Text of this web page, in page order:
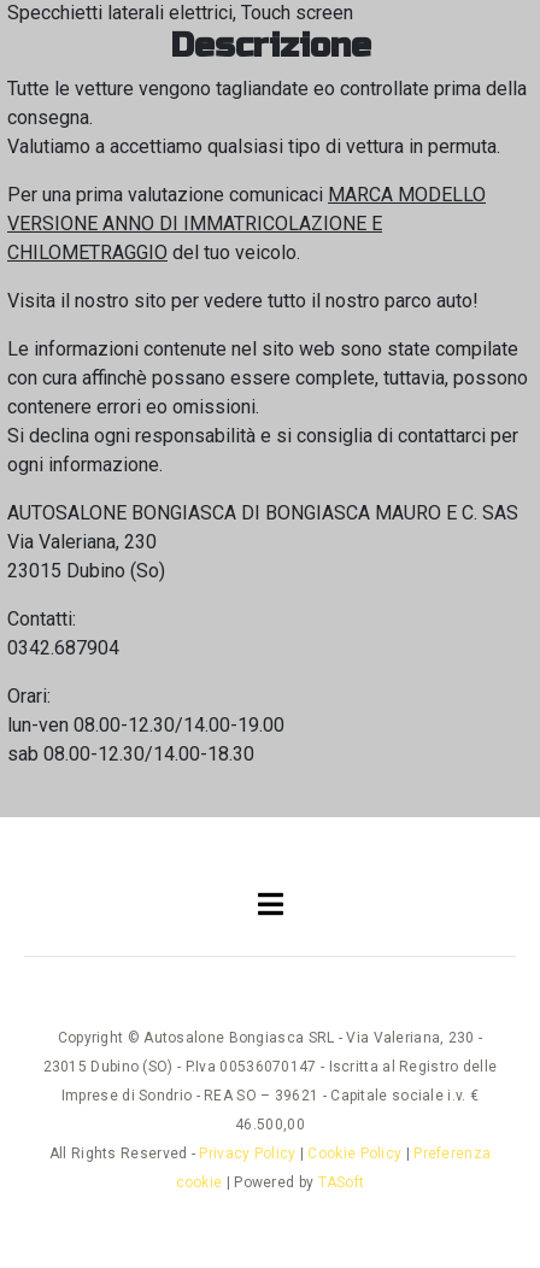
Specchietti laterali elettrici, Touch screen
Descrizione
Tutte le vetture vengono tagliandate eo controllate prima della
consegna.
Valutiamo a accettiamo qualsiasi tipo di vettura in permuta.
Per una prima valutazione comunicaci MARCA MODELLO
VERSIONE ANNO DI IMMATRICOLAZIONE E
CHILOMETRAGGIO del tuo veicolo.
Visita il nostro sito per vedere tutto il nostro parco auto!
Le informazioni contenute nel sito web sono state compilate
con cura affinchè possano essere complete, tuttavia, possono
contenere errori eo omissioni.
Si declina ogni responsabilità e si consiglia di contattarci per
ogni informazione.
AUTOSALONE BONGIASCA DI BONGIASCA MAURO E C. SAS
Via Valeriana, 230
23015 Dubino (So)
Contatti:
0342.687904
Orari:
lun-ven 08.00-12.30/14.00-19.00
sab 08.00-12.30/14.00-18.30
Copyright © Autosalone Bongiasca SRL - Via Valeriana, 230 -
23015 Dubino (SO) - P.Iva 00536070147 - Iscritta al Registro delle
Imprese di Sondrio - REA SO – 39621 - Capitale sociale i.v. €
46.500,00
All Rights Reserved - Privacy Policy Cookie Policy
Preferenza
cookie | Powered by TASoft